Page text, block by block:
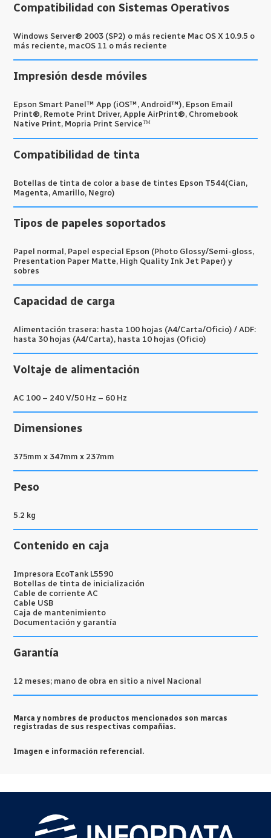
Compatibilidad con Sistemas Operativos
Windows Server® 2003 (SP2) o más reciente Mac OS X 10.9.5 o
más reciente, macOS 11 o más reciente
Impresión desde móviles
Epson Smart Panel™ App (iOS™, Android™), Epson Email
Print®, Remote Print Driver, Apple AirPrint®, Chromebook
Native Print, Mopria Print Serviceᵀᴹ
Compatibilidad de tinta
Botellas de tinta de color a base de tintes Epson T544(Cian,
Magenta, Amarillo, Negro)
Tipos de papeles soportados
Papel normal, Papel especial Epson (Photo Glossy/Semi-gloss,
Presentation Paper Matte, High Quality Ink Jet Paper) y
sobres
Capacidad de carga
Alimentación trasera: hasta 100 hojas (A4/Carta/Oficio) / ADF:
hasta 30 hojas (A4/Carta), hasta 10 hojas (Oficio)
Voltaje de alimentación
AC 100 – 240 V/50 Hz – 60 Hz
Dimensiones
375mm x 347mm x 237mm
Peso
5.2 kg
Contenido en caja
Impresora EcoTank L5590
Botellas de tinta de inicialización
Cable de corriente AC
Cable USB
Caja de mantenimiento
Documentación y garantía
Garantía
12 meses; mano de obra en sitio a nivel Nacional
Marca y nombres de productos mencionados son marcas
registradas de sus respectivas compañias.
Imagen e información referencial.